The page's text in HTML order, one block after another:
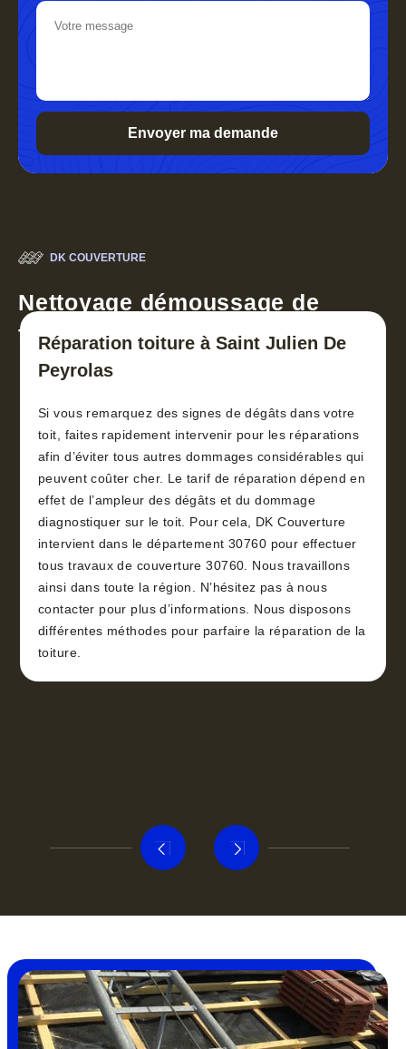
DK COUVERTURE
Nettoyage démoussage de
toiture 30
Réparation toiture à Saint Julien De
Peyrolas
Si vous remarquez des signes de dégâts dans votre
toit, faites rapidement intervenir pour les réparations
afin d’éviter tous autres dommages considérables qui
peuvent coûter cher. Le tarif de réparation dépend en
effet de l’ampleur des dégâts et du dommage
diagnostiquer sur le toit. Pour cela, DK Couverture
intervient dans le département 30760 pour effectuer
tous travaux de couverture 30760. Nous travaillons
ainsi dans toute la région. N’hésitez pas à nous
contacter pour plus d’informations. Nous disposons
différentes méthodes pour parfaire la réparation de la
toiture.